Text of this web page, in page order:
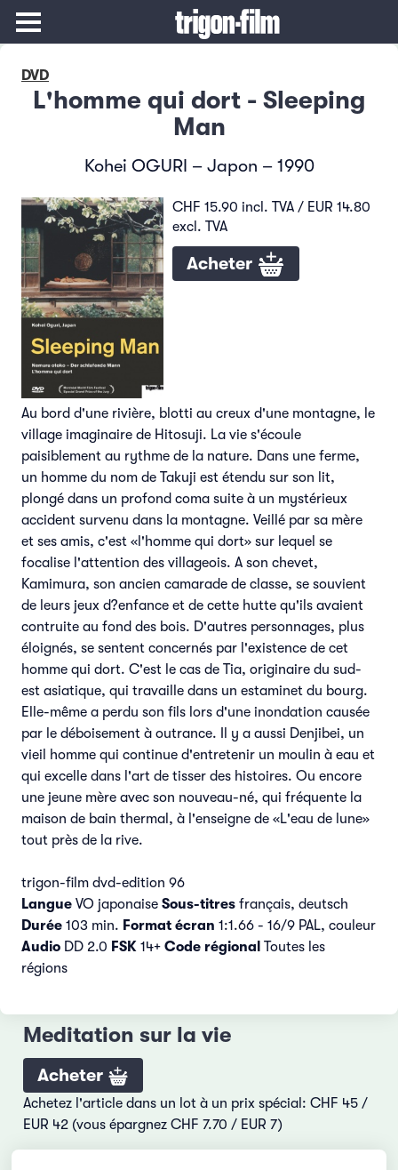
DVD
L'homme qui dort - Sleeping
Man
Kohei OGURI – Japon – 1990
CHF 15.90 incl. TVA / EUR 14.80
excl. TVA
Acheter
Au bord d'une rivière, blotti au creux d'une montagne, le
village imaginaire de Hitosuji. La vie s'écoule
paisiblement au rythme de la nature. Dans une ferme,
un homme du nom de Takuji est étendu sur son lit,
plongé dans un profond coma suite à un mystérieux
accident survenu dans la montagne. Veillé par sa mère
et ses amis, c'est «l'homme qui dort» sur lequel se
focalise l'attention des villageois. A son chevet,
Kamimura, son ancien camarade de classe, se souvient
de leurs jeux d?enfance et de cette hutte qu'ils avaient
contruite au fond des bois. D'autres personnages, plus
éloignés, se sentent concernés par l'existence de cet
homme qui dort. C'est le cas de Tia, originaire du sud-
est asiatique, qui travaille dans un estaminet du bourg.
Elle-même a perdu son fils lors d'une inondation causée
par le déboisement à outrance. Il y a aussi Denjibei, un
vieil homme qui continue d'entretenir un moulin à eau et
qui excelle dans l'art de tisser des histoires. Ou encore
une jeune mère avec son nouveau-né, qui fréquente la
maison de bain thermal, à l'enseigne de «L'eau de lune»
tout près de la rive.
trigon-film dvd-edition 96
Langue VO japonaise Sous-titres français, deutsch
Durée 103 min. Format écran 1:1.66 - 16/9 PAL, couleur
Audio DD 2.0 FSK 14+ Code régional Toutes les
régions
Meditation sur la vie
Acheter
Achetez l'article dans un lot à un prix spécial: CHF 45 /
EUR 42 (vous épargnez CHF 7.70 / EUR 7)